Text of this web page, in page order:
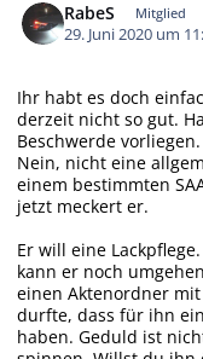
RabeS Mitglied
29. Juni 2020 um
Ihr habt es doch
derzeit nicht so gut.
Beschwerde
Nein, nicht eine
einem bestimmten
jetzt meckert er.
Er will eine
kann er noch
einen Aktenordner
durfte, dass für ihn
haben. Geduld ist